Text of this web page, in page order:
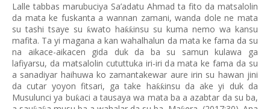
Lalle tabbas marubuciya Sa’adatu Ahmad ta fito da matsalolin
da mata ke fuskanta a wannan zamani, wanda dole ne mata
su tashi tsaye su ƙwato haƙƙinsu su kuma nemo wa kansu
mafita. Ta yi magana a kan wahalhalun da mata ke fama da su
na aikace-aikacen gida duk da ba su samun kulawa ga
lafiyarsu, da matsalolin cututtuka iri-iri da mata ke fama da su
a sanadiyar haihuwa ko zamantakewar aure irin su hawan jini
da cutar yoyon fitsari, ga take haƙƙinsu da ake yi duk da
Musulunci ya buƙaci a tausaya wa mata ba a azabtar da su ba,